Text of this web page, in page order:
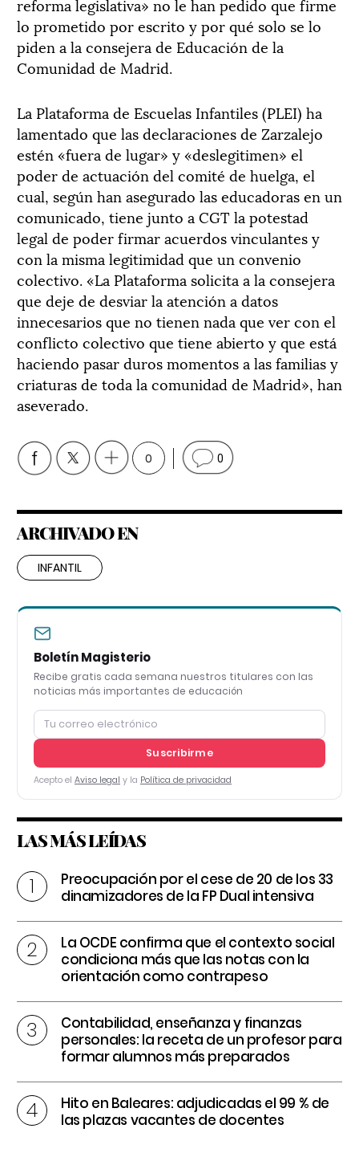
reforma legislativa» no le han pedido que firme
lo prometido por escrito y por qué solo se lo
piden a la consejera de Educación de la
Comunidad de Madrid.
La Plataforma de Escuelas Infantiles (PLEI) ha
lamentado que las declaraciones de Zarzalejo
estén «fuera de lugar» y «deslegitimen» el
poder de actuación del comité de huelga, el
cual, según han asegurado las educadoras en un
comunicado, tiene junto a CGT la potestad
legal de poder firmar acuerdos vinculantes y
con la misma legitimidad que un convenio
colectivo. «La Plataforma solicita a la consejera
que deje de desviar la atención a datos
innecesarios que no tienen nada que ver con el
conflicto colectivo que tiene abierto y que está
haciendo pasar duros momentos a las familias y
criaturas de toda la comunidad de Madrid», han
aseverado.
0 0
ARCHIVADO EN
INFANTIL
Boletín Magisterio
Recibe gratis cada semana nuestros titulares con las
noticias más importantes de educación
Suscribirme
Acepto el Aviso legal y la Política de privacidad
LAS MÁS LEÍDAS
Preocupación por el cese de 20 de los 33
dinamizadores de la FP Dual intensiva
La OCDE confirma que el contexto social
condiciona más que las notas con la
orientación como contrapeso
Contabilidad, enseñanza y finanzas
personales: la receta de un profesor para
formar alumnos más preparados
Hito en Baleares: adjudicadas el 99 % de
las plazas vacantes de docentes